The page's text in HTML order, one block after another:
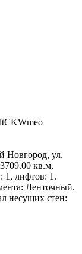
Новгород, ул.
кв.м,
1, лифтов: 1.
Ленточный.
несущих стен: